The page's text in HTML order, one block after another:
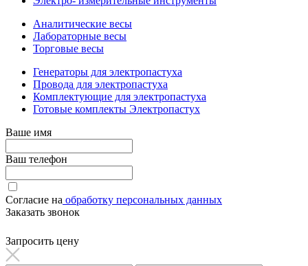
Аналитические весы
Лабораторные весы
Торговые весы
Генераторы для электропастуха
Провода для электропастуха
Комплектующие для электропастуха
Готовые комплекты Электропастух
Ваше имя
Ваш телефон
Согласие на обработку персональных данных
Заказать звонок
Запросить цену